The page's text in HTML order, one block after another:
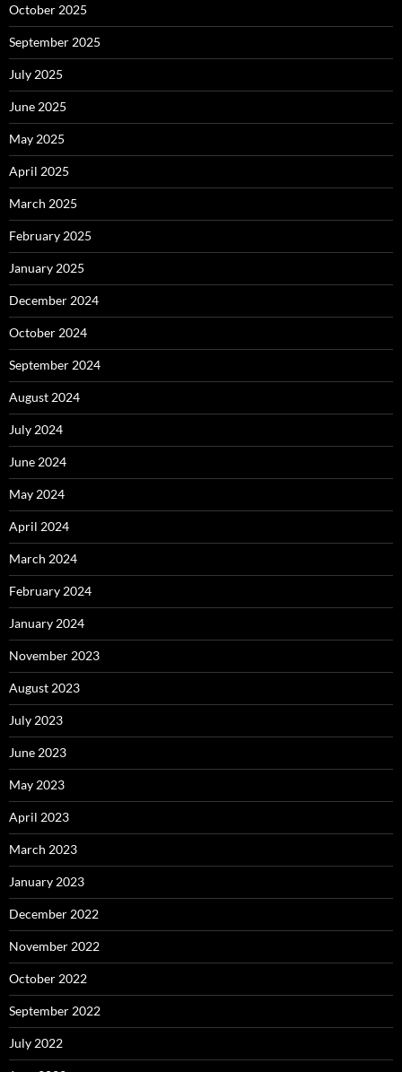
October 2025
September 2025
July 2025
June 2025
May 2025
April 2025
March 2025
February 2025
January 2025
December 2024
October 2024
September 2024
August 2024
July 2024
June 2024
May 2024
April 2024
March 2024
February 2024
January 2024
November 2023
August 2023
July 2023
June 2023
May 2023
April 2023
March 2023
January 2023
December 2022
November 2022
October 2022
September 2022
July 2022